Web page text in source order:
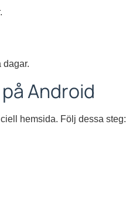
dagar.
Android
hemsida. Följ dessa steg: